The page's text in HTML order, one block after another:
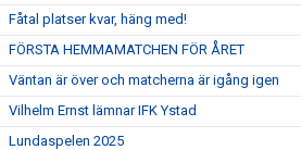
Fåtal platser kvar, häng med!
FÖRSTA HEMMAMATCHEN FÖR ÅRET
Väntan är över och matcherna är igång igen
Vilhelm Ernst lämnar IFK Ystad
Lundaspelen 2025